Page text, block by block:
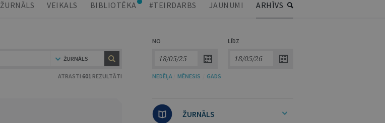
ŽURNĀLS VEIKALS BIBLIOTĒKA #TEIRDARBS JAUNUMI ARHĪVS
ŽURNĀLS
ATRASTI 601 REZULTĀTI
NO LĪDZ
NEDĒĻA MĒNESIS GADS
ŽURNĀLS